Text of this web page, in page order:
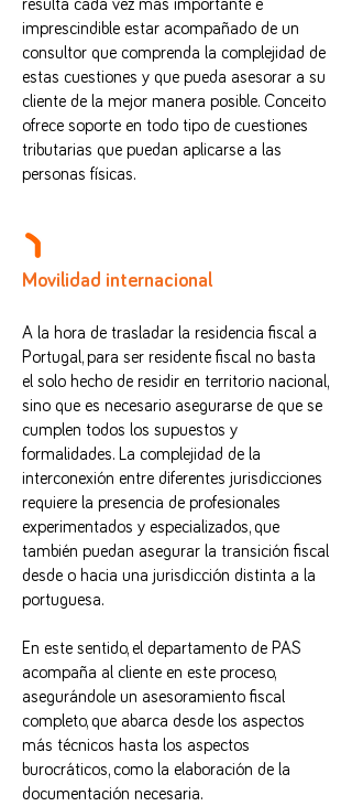
resulta cada vez más importante e
imprescindible estar acompañado de un
consultor que comprenda la complejidad de
estas cuestiones y que pueda asesorar a su
cliente de la mejor manera posible. Conceito
ofrece soporte en todo tipo de cuestiones
tributarias que puedan aplicarse a las
personas físicas.
Movilidad internacional
A la hora de trasladar la residencia fiscal a
Portugal, para ser residente fiscal no basta
el solo hecho de residir en territorio nacional,
sino que es necesario asegurarse de que se
cumplen todos los supuestos y
formalidades. La complejidad de la
interconexión entre diferentes jurisdicciones
requiere la presencia de profesionales
experimentados y especializados, que
también puedan asegurar la transición fiscal
desde o hacia una jurisdicción distinta a la
portuguesa.
En este sentido, el departamento de PAS
acompaña al cliente en este proceso,
asegurándole un asesoramiento fiscal
completo, que abarca desde los aspectos
más técnicos hasta los aspectos
burocráticos, como la elaboración de la
documentación necesaria.